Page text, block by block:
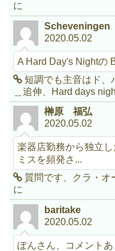
に
Scheveningen
2020.05.02
A Hard Day's Nightの
短調でも主音はド、
＿追伸、Hard days
榊原 福弘
2020.05.02
楽器店勤務から独立
ミスを頻発さ...
質問です、クラ・オ
に
baritake
2020.05.02
ぽんさん、コメント